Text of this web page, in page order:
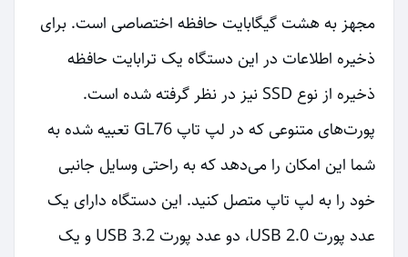
مجهز به هشت گیگابایت حافظه اختصاصی است. برای
ذخیره اطلاعات در این دستگاه یک ترابایت حافظه
ذخیره از نوع SSD نیز در نظر گرفته شده است.
پورت‌های متنوعی که در لپ تاپ GL76 تعبیه شده به
شما این امکان را می‌دهد که به راحتی وسایل جانبی
خود را به لپ تاپ متصل کنید. این دستگاه دارای یک
عدد پورت USB 2.0، دو عدد پورت USB 3.2 و یک